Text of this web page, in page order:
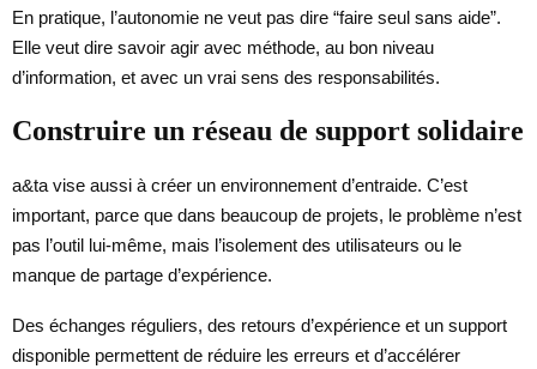
En pratique, l’autonomie ne veut pas dire “faire seul sans aide”.
Elle veut dire savoir agir avec méthode, au bon niveau
d’information, et avec un vrai sens des responsabilités.
Construire un réseau de support solidaire
a&ta vise aussi à créer un environnement d’entraide. C’est
important, parce que dans beaucoup de projets, le problème n’est
pas l’outil lui-même, mais l’isolement des utilisateurs ou le
manque de partage d’expérience.
Des échanges réguliers, des retours d’expérience et un support
disponible permettent de réduire les erreurs et d’accélérer